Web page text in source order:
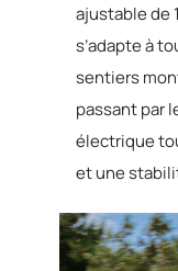
ajustable de
s’adapte à
sentiers
passant par
électrique
et une